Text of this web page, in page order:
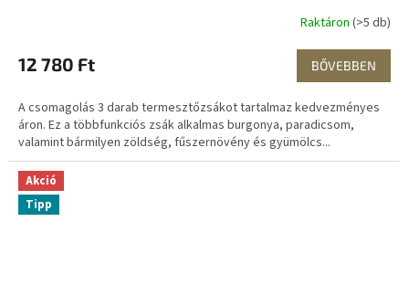
Raktáron (>5 db)
12 780 Ft BŐVEBBEN
A csomagolás 3 darab termesztőzsákot tartalmaz kedvezményes
áron. Ez a többfunkciós zsák alkalmas burgonya, paradicsom,
valamint bármilyen zöldség, fűszernövény és gyümölcs...
Akció
Tipp